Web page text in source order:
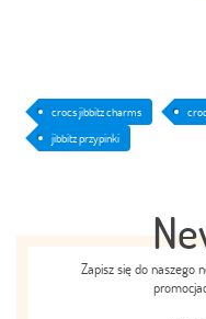
crocs jibbitz charms
jibbitz przypinki
Zapisz się do naszego